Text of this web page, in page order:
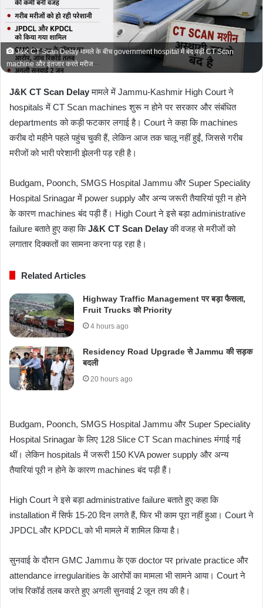
a
i
J&K CT Scan Delay मामले के बीच government hospital में बंद पड़ी CT Scan
machine और इंतजार करते मरीज
J&K CT Scan Delayमामले में Jammu-Kashmir High Court ने
hospitals में CT Scan machines शुरू न होने पर सरकार और संबंधित
departments को कड़ी फटकार लगाई है। Court ने कहा कि machines
करीब दो महीने पहले पहुंच चुकी हैं, लेकिन आज तक चालू नहीं हुईं, जिससे गरीब
मरीजों को भारी परेशानी झेलनी पड़ रही है।
Budgam, Poonch, SMGS Hospital Jammu और Super Speciality
Hospital Srinagar में power supply और अन्य जरूरी तैयारियां पूरी न होने
के कारण machines बंद पड़ी हैं। High Court ने इसे बड़ा administrative
failure बताते हुए कहा किJ&K CT Scan Delayकी वजह से मरीजों को
लगातार दिक्कतों का सामना करना पड़ रहा है।
Related Articles
Highway Traffic Management पर बड़ा फैसला,
Fruit Trucks को Priority
4 hours ago
Residency Road Upgrade से Jammu की सड़क
बदली
20 hours ago
Budgam, Poonch, SMGS Hospital Jammu और Super Speciality
Hospital Srinagar के लिए 128 Slice CT Scan machines मंगाई गई
थीं। लेकिन hospitals में जरूरी 150 KVA power supply और अन्य
तैयारियां पूरी न होने के कारण machines बंद पड़ी हैं।
High Court ने इसे बड़ा administrative failure बताते हुए कहा कि
installation में सिर्फ 15-20 दिन लगते हैं, फिर भी काम पूरा नहीं हुआ। Court ने
JPDCL और KPDCL को भी मामले में शामिल किया है।
सुनवाई के दौरान GMC Jammu के एक doctor पर private practice और
attendance irregularities के आरोपों का मामला भी सामने आया। Court ने
जांच रिकॉर्ड तलब करते हुए अगली सुनवाई 2 जून तय की है।